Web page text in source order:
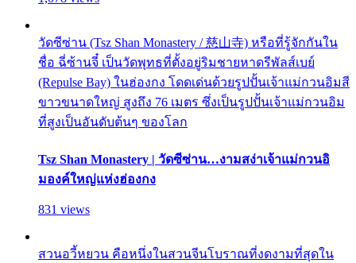
วัดซีซ่าน (Tsz Shan Monastery / 慈山寺) หรือที่รู้จักกันใน
ชื่อ ฉี่ซ้านจี๋ เป็นวัดพุทธที่ตั้งอยู่ริมชายหาดรีพัลส์เบย์
(Repulse Bay) ในฮ่องกง โดดเด่นด้วยรูปปั้นเจ้าแม่กวนอิมสี
ขาวขนาดใหญ่ สูงถึง 76 เมตร ซึ่งเป็นรูปปั้นเจ้าแม่กวนอิม
ที่สูงเป็นอันดับต้นๆ ของโลก
Tsz Shan Monastery | วัดซีซ่าน…งามสง่าเจ้าแม่กวนอิ
มองค์ใหญ่แห่งฮ่องกง
831 views
สวนอวี้หยวน คือหนึ่งในสวนจีนโบราณที่งดงามที่สุดใน